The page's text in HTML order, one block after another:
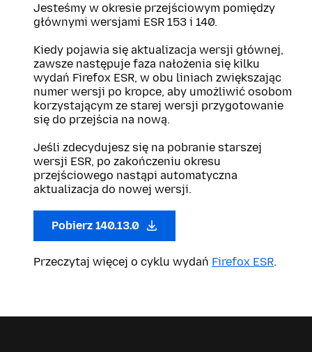
Jesteśmy w okresie przejściowym pomiędzy
głównymi wersjami ESR 153 i 140.
Kiedy pojawia się aktualizacja wersji głównej,
zawsze następuje faza nałożenia się kilku
wydań Firefox ESR, w obu liniach zwiększając
numer wersji po kropce, aby umożliwić osobom
korzystającym ze starej wersji przygotowanie
się do przejścia na nową.
Jeśli zdecydujesz się na pobranie starszej
wersji ESR, po zakończeniu okresu
przejściowego nastąpi automatyczna
aktualizacja do nowej wersji.
Pobierz 140.13.0
Przeczytaj więcej o cyklu wydań Firefox ESR.